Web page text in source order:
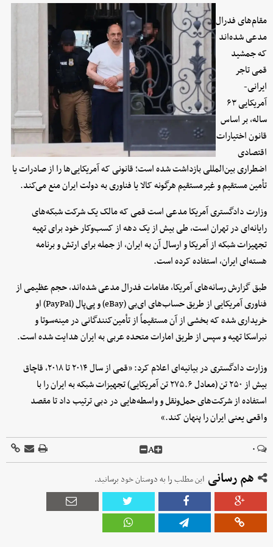
مقام‌های فدرال
مدعی شده‌اند
که جمشید
قمی تاجر
ایرانی-
آمریکایی ۶۳
ساله، بر اساس
قانون اختیارات
اقتصادی
اضطراری بین‌المللی بازداشت شده است؛ قانونی که آمریکایی‌ها را از صادرات یا
تأمین مستقیم و غیرمستقیم هرگونه کالا یا فناوری به دولت ایران منع می‌کند.
وزارت دادگستری آمریکا مدعی است قمی که مالک یک شرکت شبکه‌های
رایانه‌ای در تهران است، طی بیش از یک دهه از کسب‌وکار خود برای تهیه
تجهیزات شبکه از آمریکا و ارسال آن به ایران، از جمله برای ارتش و برنامه
هسته‌ای ایران، استفاده کرده است.
طبق گزارش رسانه‌های آمریکا، مقامات فدرال مدعی شده‌اند، حجم عظیمی از
فناوری آمریکایی از طریق حساب‌های ای‌بی (eBay) و پی‌پال (PayPal) او
خریداری شده که بخشی از آن مستقیماً از تأمین‌کنندگانی در مینه‌سوتا و
نبراسکا تهیه و سپس از طریق امارات متحده عربی به ایران هدایت شده است.
وزارت دادگستری در بیانیه‌ای اعلام کرد: «قمی از سال ۲۰۱۴ تا ۲۰۱۸، قاچاق
بیش از ۲۵۰ تن (معادل ۲۷۵.۶ تن آمریکایی) تجهیزات شبکه به ایران را با
استفاده از شرکت‌های حمل‌ونقل و واسطه‌هایی در دبی ترتیب داد تا مقصد
واقعی یعنی ایران را پنهان کند.»
۰ A
هم رسانی این مطلب را به دوستان خود برسانید.